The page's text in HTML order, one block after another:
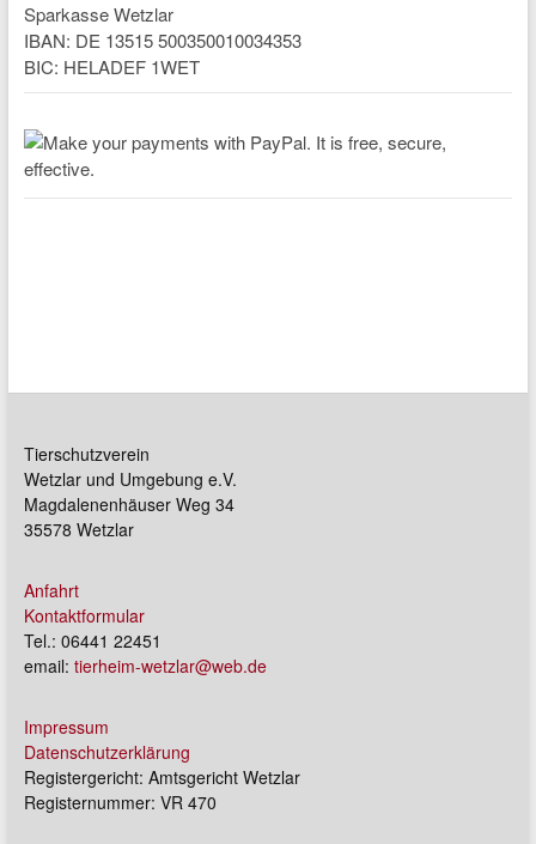
Sparkasse Wetzlar
IBAN: DE 13515 500350010034353
BIC: HELADEF 1WET
Tierschutzverein
Wetzlar und Umgebung e.V.
Magdalenenhäuser Weg 34
35578 Wetzlar
Anfahrt
Kontaktformular
Tel.: 06441 22451
email: tierheim-wetzlar@web.de
Impressum
Datenschutzerklärung
Registergericht: Amtsgericht Wetzlar
Registernummer: VR 470